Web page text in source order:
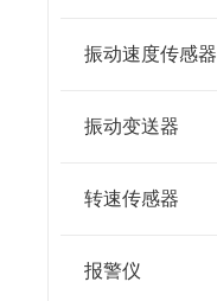
振动速度传感器
振动变送器
转速传感器
报警仪